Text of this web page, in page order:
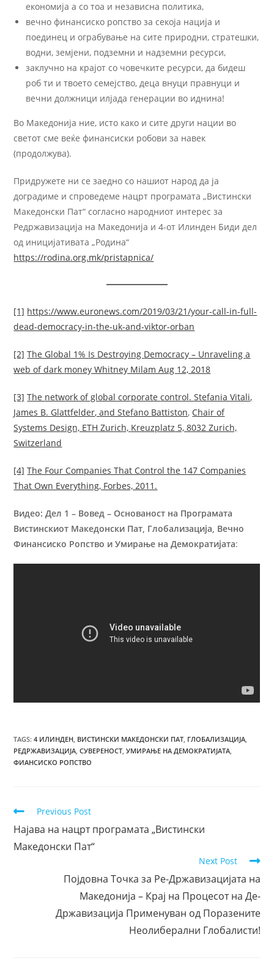
економија а со тоа и независна политика,
вечно финансиско ропство за секоја нација и
поединец и ограбување на сите природни, стратешки,
водни, земјени, подземни и надземни ресурси,
заклучно на крајот со човечките ресурси, да бидеш
роб ти и твоето семејство, деца внуци правнуци и
вечни должници илјада генерации во иднина!
Во Македонија ние, исто како и сите други нации во
светот сме веќе финансиски робови за навек
(продолжува).
Придружете ни се заедно со нашиот народ да ја
доградиме и спроведеме нацрт програмата „Вистински
Македонски Пат“ согласно народниот интерес за
Редржавизација на Македонија и 4-от Илинден Биди дел
од иницијативата „Родина“
https://rodina.org.mk/pristapnica/
[1] https://www.euronews.com/2019/03/21/your-call-in-full-
dead-democracy-in-the-uk-and-viktor-orban
[2] The Global 1% Is Destroying Democracy – Unravelinga
web of dark money Whitney Milam Aug 12, 2018
[3] The network of global corporatecontrol.StefaniaVitali,
James B. Glattfelder,and Stefano Battiston, Chairof
Systems Design, ETH Zurich, Kreuzplatz 5, 8032 Zurich,
Switzerland
[4] The Four Companies That Control the 147 Companies
That Own Everything, Forbes, 2011.
Видео: Дел 1 – Вовед – Основаност на Програмата
Вистинскиот Македонски Пат, Глобализација, Вечно
Финансиско Ропство и Умирање на Демократијата:
TAGS:4 ИЛИНДЕН ВИСТИНСКИ МАКЕДОНСКИ ПАТ ГЛОБАЛИЗАЦИЈА
РЕДРЖАВИЗАЦИЈА СУВЕРЕНОСТ УМИРАЊЕ НА ДЕМОКРАТИЈАТА
ФИАНСИСКО РОПСТВО
Previous Post
Најава на нацрт програмата „Вистински
Македонски Пат“
Next Post
Појдовна Точка за Ре-Државизацијата на
Македонија – Крај на Процесот на Де-
Државизација Применуван од Поразените
Неолиберални Глобалисти!